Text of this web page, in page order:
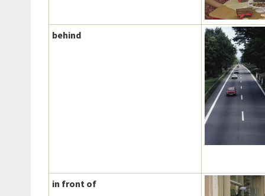
behind
in front of